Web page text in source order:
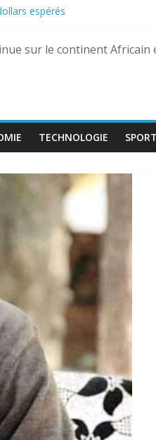
espérés
historique jusqu’à 80 %
de brigade
sur le continent Africain
TECHNOLOGIE